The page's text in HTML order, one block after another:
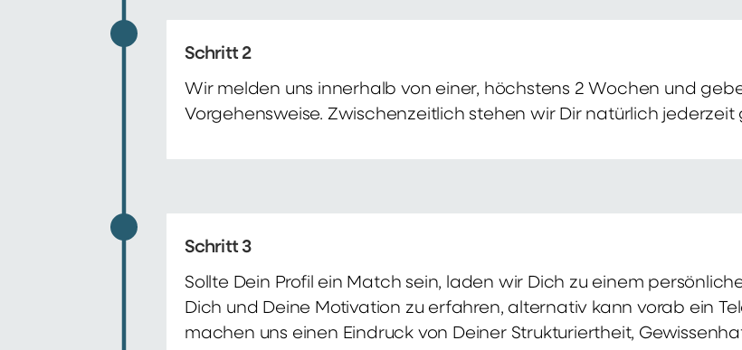
Schritt 2
Wir melden uns innerhalb von einer, höchstens 2 Wochen und
Vorgehensweise. Zwischenzeitlich stehen wir Dir natürlich jederzeit
Schritt 3
Sollte Dein Profil ein Match sein, laden wir Dich zu einem
Dich und Deine Motivation zu erfahren, alternativ kann vorab ein
machen uns einen Eindruck von Deiner Strukturiertheit,